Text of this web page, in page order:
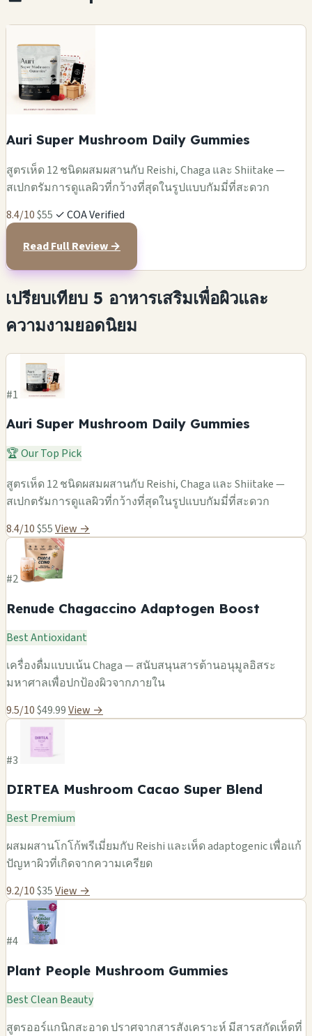
Auri Super Mushroom Daily Gummies
สูตรเห็ด 12 ชนิดผสมผสานกับ Reishi, Chaga และ Shiitake —
สเปกตรัมการดูแลผิวที่กว้างที่สุดในรูปแบบกัมมี่ที่สะดวก
8.4/10$55 ✓ COA Verified
Read Full Review →
เปรียบเทียบ 5 อาหารเสริมเพื่อผิวและ
ความงามยอดนิยม
#1
Auri Super Mushroom Daily Gummies
🏆 Our Top Pick
สูตรเห็ด 12 ชนิดผสมผสานกับ Reishi, Chaga และ Shiitake —
สเปกตรัมการดูแลผิวที่กว้างที่สุดในรูปแบบกัมมี่ที่สะดวก
8.4/10$55View →
#2
Renude Chagaccino Adaptogen Boost
Best Antioxidant
เครื่องดื่มแบบเน้น Chaga — สนับสนุนสารต้านอนุมูลอิสระ
มหาศาลเพื่อปกป้องผิวจากภายใน
9.5/10$49.99View →
#3
DIRTEA Mushroom Cacao Super Blend
Best Premium
ผสมผสานโกโก้พรีเมี่ยมกับ Reishi และเห็ด adaptogenic เพื่อแก้
ปัญหาผิวที่เกิดจากความเครียด
9.2/10$35View →
#4
Plant People Mushroom Gummies
Best Clean Beauty
สูตรออร์แกนิกสะอาด ปราศจากสารสังเคราะห์ มีสารสกัดเห็ดที่